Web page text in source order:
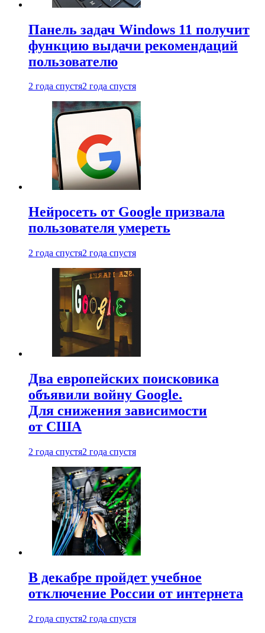
Панель задач Windows 11 получит
функцию выдачи рекомендаций
пользователю
2 года спустя2 года спустя
Нейросеть от Google призвала
пользователя умереть
2 года спустя2 года спустя
Два европейских поисковика
объявили войну Google.
Для снижения зависимости
от США
2 года спустя2 года спустя
В декабре пройдет учебное
отключение России от интернета
2 года спустя2 года спустя